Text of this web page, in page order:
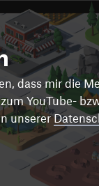
dass mir die
YouTube-
unserer